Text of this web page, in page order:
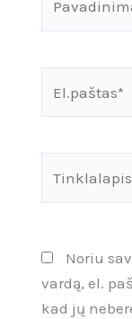
Noriu
vardą, el.
kad jų